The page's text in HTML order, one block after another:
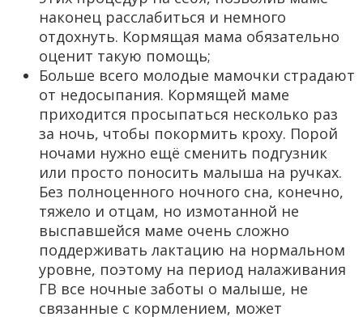
наконец расслабиться и немного
отдохнуть. Кормящая мама обязательно
оценит такую помощь;
Больше всего молодые мамочки страдают
от недосыпания. Кормящей маме
приходится просыпаться несколько раз
за ночь, чтобы покормить кроху. Порой
ночами нужно ещё сменить подгузник
или просто поносить малыша на ручках.
Без полноценного ночного сна, конечно,
тяжело и отцам, но измотанной не
выспавшейся маме очень сложно
поддерживать лактацию на нормальном
уровне, поэтому на период налаживания
ГВ все ночные заботы о малыше, не
связанные с кормлением, может